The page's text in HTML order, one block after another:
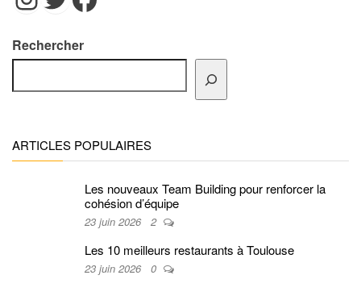
Rechercher
ARTICLES POPULAIRES
Les nouveaux Team Building pour renforcer la
cohésion d’équipe
23 juin 2026 2
Les 10 meilleurs restaurants à Toulouse
23 juin 2026 0